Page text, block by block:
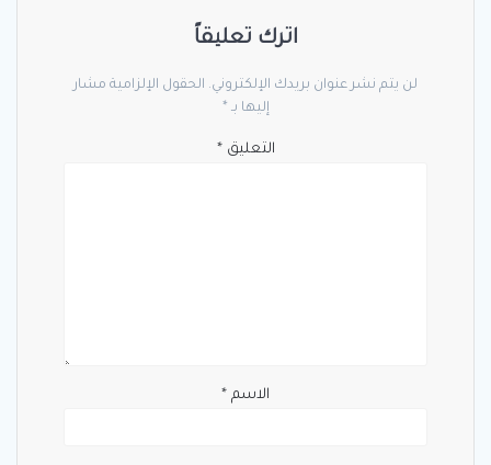
اترك تعليقاً
لن يتم نشر عنوان بريدك الإلكتروني. الحقول الإلزامية مشار
إليها بـ *
التعليق*
الاسم *